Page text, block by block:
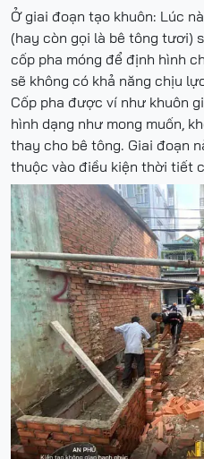
Ở giai đoạn tạo khuôn: Lúc
(hay còn gọi là bê tông tươi)
cốp pha móng để định hình
sẽ không có khả năng chịu
Cốp pha được ví như khuôn
hình dạng như mong muốn,
thay cho bê tông. Giai đoạn
thuộc vào điều kiện thời tiết